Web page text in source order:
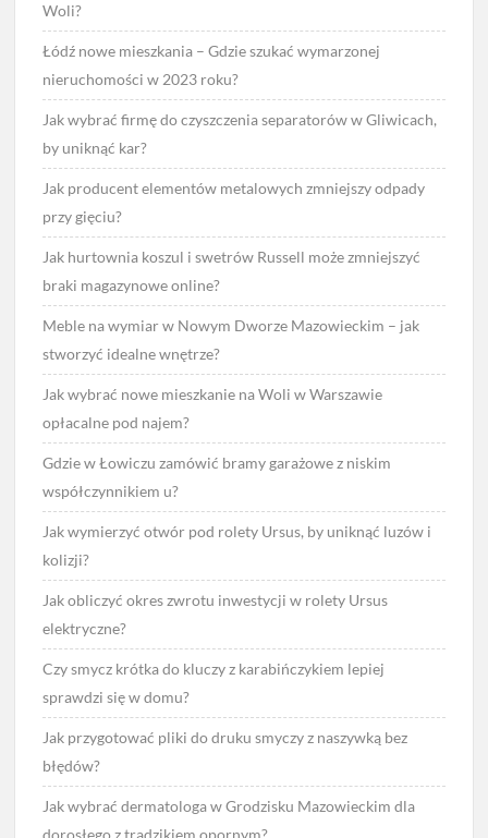
Woli?
Łódź nowe mieszkania – Gdzie szukać wymarzonej
nieruchomości w 2023 roku?
Jak wybrać firmę do czyszczenia separatorów w Gliwicach,
by uniknąć kar?
Jak producent elementów metalowych zmniejszy odpady
przy gięciu?
Jak hurtownia koszul i swetrów Russell może zmniejszyć
braki magazynowe online?
Meble na wymiar w Nowym Dworze Mazowieckim – jak
stworzyć idealne wnętrze?
Jak wybrać nowe mieszkanie na Woli w Warszawie
opłacalne pod najem?
Gdzie w Łowiczu zamówić bramy garażowe z niskim
współczynnikiem u?
Jak wymierzyć otwór pod rolety Ursus, by uniknąć luzów i
kolizji?
Jak obliczyć okres zwrotu inwestycji w rolety Ursus
elektryczne?
Czy smycz krótka do kluczy z karabińczykiem lepiej
sprawdzi się w domu?
Jak przygotować pliki do druku smyczy z naszywką bez
błędów?
Jak wybrać dermatologa w Grodzisku Mazowieckim dla